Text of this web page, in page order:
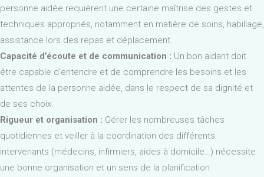
personne aidée requièrent une certaine maîtrise des gestes et
techniques appropriés, notamment en matière de soins, habillage,
assistance lors des repas et déplacement.
Capacité d’écoute et de communication : Un bon aidant doit
être capable d’entendre et de comprendre les besoins et les
attentes de la personne aidée, dans le respect de sa dignité et
de ses choix.
Rigueur et organisation : Gérer les nombreuses tâches
quotidiennes et veiller à la coordination des différents
intervenants (médecins, infirmiers, aides à domicile…) nécessite
une bonne organisation et un sens de la planification.